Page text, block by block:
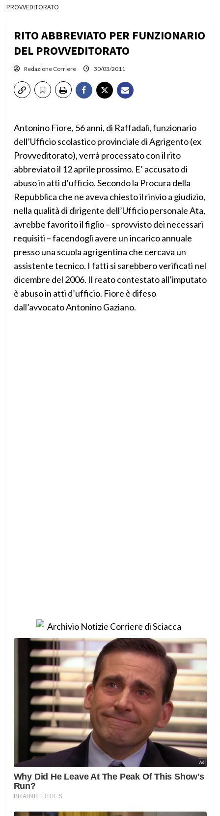
PROVVEDITORATO
RITO ABBREVIATO PER FUNZIONARIO
DEL PROVVEDITORATO
Redazione Corriere 30/03/2011
Antonino Fiore, 56 anni, di Raffadali, funzionario
dell’Ufficio scolastico provinciale di Agrigento (ex
Provveditorato), verrà processato con il rito
abbreviato il 12 aprile prossimo. E’ accusato di
abuso in atti d’ufficio. Secondo la Procura della
Repubblica che ne aveva chiesto il rinvio a giudizio,
nella qualità di dirigente dell’Ufficio personale Ata,
avrebbe favorito il figlio – sprovvisto dei necessari
requisiti – facendogli avere un incarico annuale
presso una scuola agrigentina che cercava un
assistente tecnico. I fatti si sarebbero verificati nel
dicembre del 2006. Il reato contestato all’imputato
è abuso in atti d’ufficio. Fiore è difeso
dall’avvocato Antonino Gaziano.